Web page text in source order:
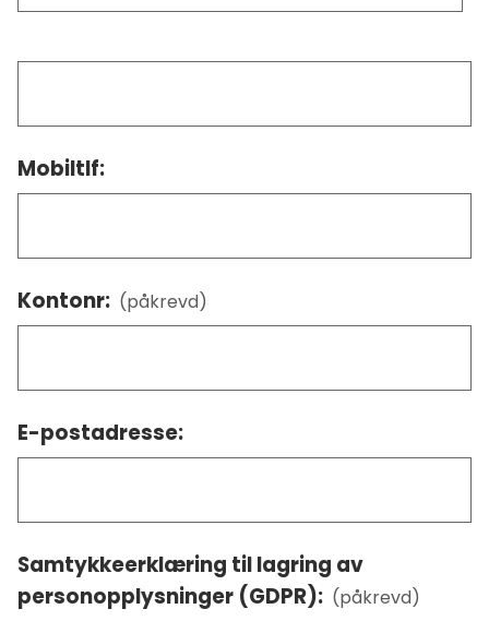
Mobiltlf:
Kontonr: (påkrevd)
E-postadresse:
Samtykkeerklæring til lagring av
personopplysninger (GDPR): (påkrevd)